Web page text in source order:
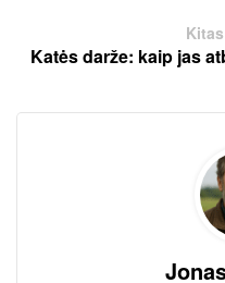
Katės darže: kaip jas